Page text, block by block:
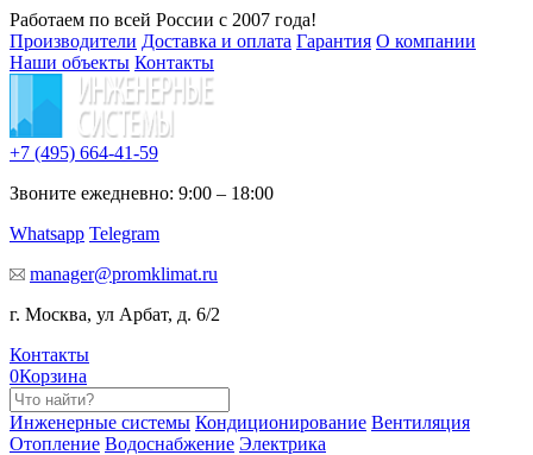
Работаем по всей России с 2007 года!
Производители Доставка и оплата Гарантия О компании
Наши объекты Контакты
+7 (495) 664-41-59
Звоните ежедневно: 9:00 – 18:00
Whatsapp Telegram
manager@promklimat.ru
г. Москва, ул Арбат, д. 6/2
Контакты
0Корзина
Инженерные системы Кондиционирование Вентиляция
Отопление Водоснабжение Электрика